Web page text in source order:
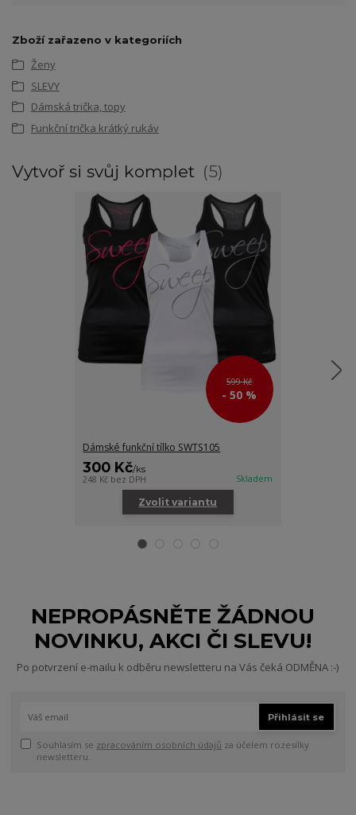
Zboží zařazeno v kategoriích
Ženy
SLEVY
Dámská trička, topy
Funkční trička krátký rukáv
Vytvoř si svůj komplet 5
599 Kč
- 50 %
Dámské funkční tílko SWTS105
300 Kč/ks
248 Kč bez DPH Skladem
Zvolit variantu
NEPROPÁSNĚTE ŽÁDNOU
NOVINKU, AKCI ČI SLEVU!
Po potvrzení e-mailu k odběru newsletteru na Vás čeká ODMĚNA :-)
Přihlásit se
Souhlasím se zpracováním osobních údajů za účelem rozesílky
newsletteru.